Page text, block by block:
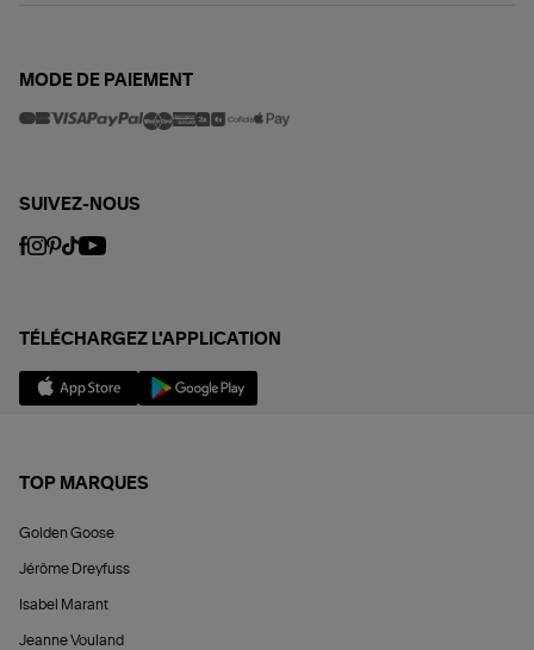
MODE DE PAIEMENT
SUIVEZ-NOUS
TÉLÉCHARGEZ L'APPLICATION
TOP MARQUES
Golden Goose
Jérôme Dreyfuss
Isabel Marant
Jeanne Vouland